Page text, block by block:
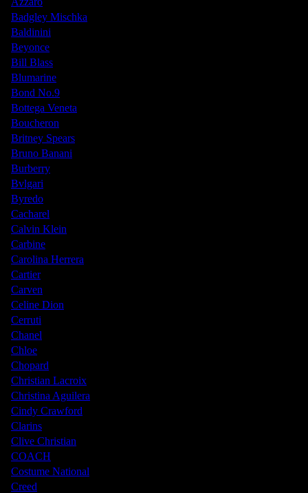
Badgley Mischka
Baldinini
Beyonce
Bill Blass
Blumarine
Bond No.9
Bottega Veneta
Boucheron
Britney Spears
Bruno Banani
Burberry
Bvlgari
Byredo
Cacharel
Calvin Klein
Carbine
Carolina Herrera
Cartier
Carven
Celine Dion
Cerruti
Chanel
Chloe
Chopard
Christian Lacroix
Christina Aguilera
Cindy Crawford
Clarins
Clive Christian
COACH
Costume National
Creed